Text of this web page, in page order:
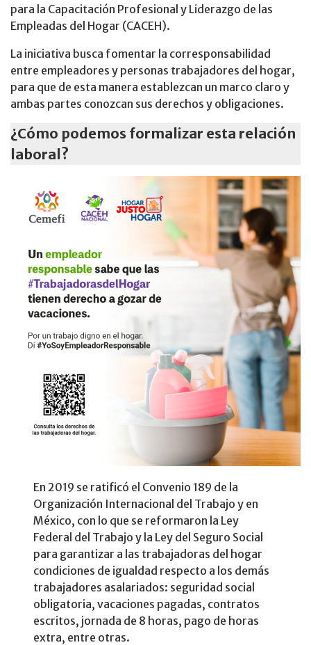
para la Capacitación Profesional y Liderazgo de las
Empleadas del Hogar (CACEH).
La iniciativa busca fomentar la corresponsabilidad
entre empleadores y personas trabajadores del hogar,
para que de esta manera establezcan un marco claro y
ambas partes conozcan sus derechos y obligaciones.
¿Cómo podemos formalizar esta relación
laboral?
En 2019 se ratificó el Convenio 189 de la
Organización Internacional del Trabajo y en
México, con lo que se reformaron la Ley
Federal del Trabajo y la Ley del Seguro Social
para garantizar a las trabajadoras del hogar
condiciones de igualdad respecto a los demás
trabajadores asalariados: seguridad social
obligatoria, vacaciones pagadas, contratos
escritos, jornada de 8 horas, pago de horas
extra, entre otras.